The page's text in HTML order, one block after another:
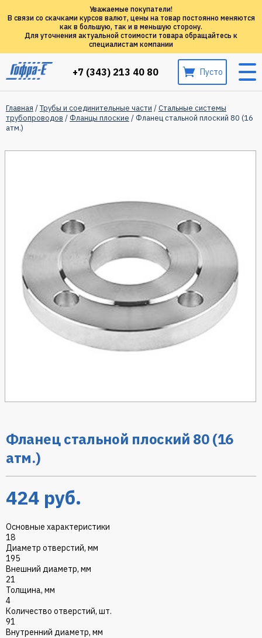
Уважаемые покупатели!
В связи со скачками курсов валют, цены на товар постоянно меняются
как в большую, так и в меньшую сторону.
Для уточнения актуальной стоимости товара обращайтесь к
специалистам компании
+7 (343) 213 40 80 Пусто
Главная /Трубы и соединительные части /Стальные системы
трубопроводов / Фланцы плоские / Фланец стальной плоский 80 (16
атм.)
Фланец стальной плоский 80 (16
атм.)
424 руб.
Основные характеристики
18
Диаметр отверстий, мм
195
Внешний диаметр, мм
21
Толщина, мм
4
Количество отверстий, шт.
91
Внутренний диаметр, мм